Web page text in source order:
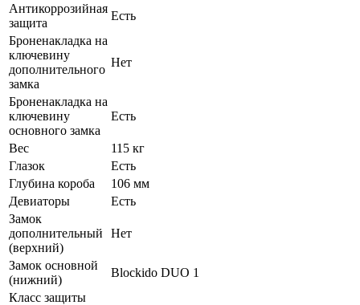
Антикоррозийная
защита
Есть
Броненакладка на
ключевину
дополнительного
замка
Нет
Броненакладка на
ключевину
основного замка
Есть
Вес
115 кг
Глазок
Есть
Глубина короба
106 мм
Девиаторы
Есть
Замок
дополнительный
(верхний)
Нет
Замок основной
(нижний)
Blockido DUO 1
Класс защиты